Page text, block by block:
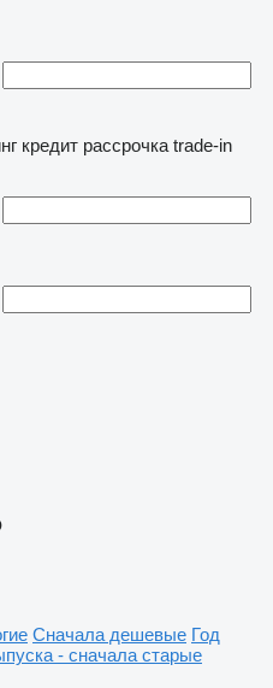
кредит рассрочка trade-in
Сначала дешевые Год
- сначала старые